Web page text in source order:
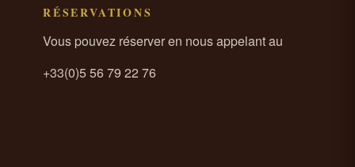
RÉSERVATIONS
Vous pouvez réserver en nous appelant au
+33(0)5 56 79 22 76